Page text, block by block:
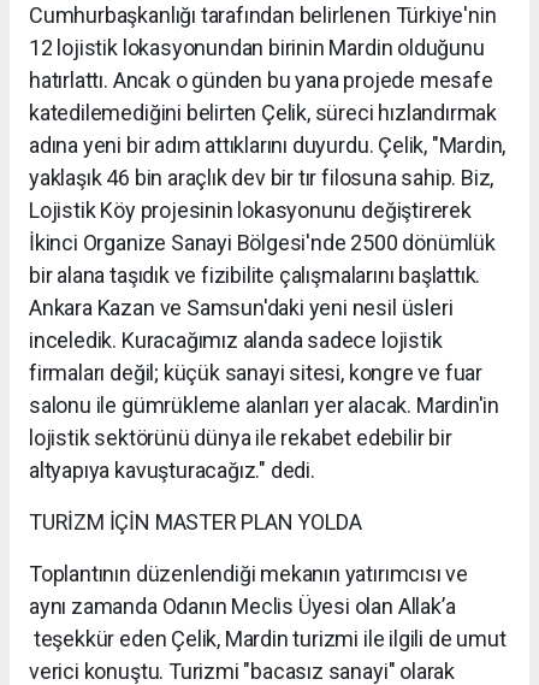
Cumhurbaşkanlığı tarafından belirlenen Türkiye'nin
12 lojistik lokasyonundan birinin Mardin olduğunu
hatırlattı. Ancak o günden bu yana projede mesafe
katedilemediğini belirten Çelik, süreci hızlandırmak
adına yeni bir adım attıklarını duyurdu. Çelik, "Mardin,
yaklaşık 46 bin araçlık dev bir tır filosuna sahip. Biz,
Lojistik Köy projesinin lokasyonunu değiştirerek
İkinci Organize Sanayi Bölgesi'nde 2500 dönümlük
bir alana taşıdık ve fizibilite çalışmalarını başlattık.
Ankara Kazan ve Samsun'daki yeni nesil üsleri
inceledik. Kuracağımız alanda sadece lojistik
firmaları değil; küçük sanayi sitesi, kongre ve fuar
salonu ile gümrükleme alanları yer alacak. Mardin'in
lojistik sektörünü dünya ile rekabet edebilir bir
altyapıya kavuşturacağız." dedi.
TURİZM İÇİN MASTER PLAN YOLDA
Toplantının düzenlendiği mekanın yatırımcısı ve
aynı zamanda Odanın Meclis Üyesi olan Allak’a
teşekkür eden Çelik, Mardin turizmi ile ilgili de umut
verici konuştu. Turizmi "bacasız sanayi" olarak